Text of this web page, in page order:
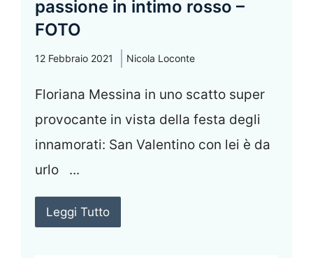
passione in intimo rosso –
FOTO
12 Febbraio 2021 Nicola Loconte
Floriana Messina in uno scatto super
provocante in vista della festa degli
innamorati: San Valentino con lei è da
urlo ...
Leggi Tutto